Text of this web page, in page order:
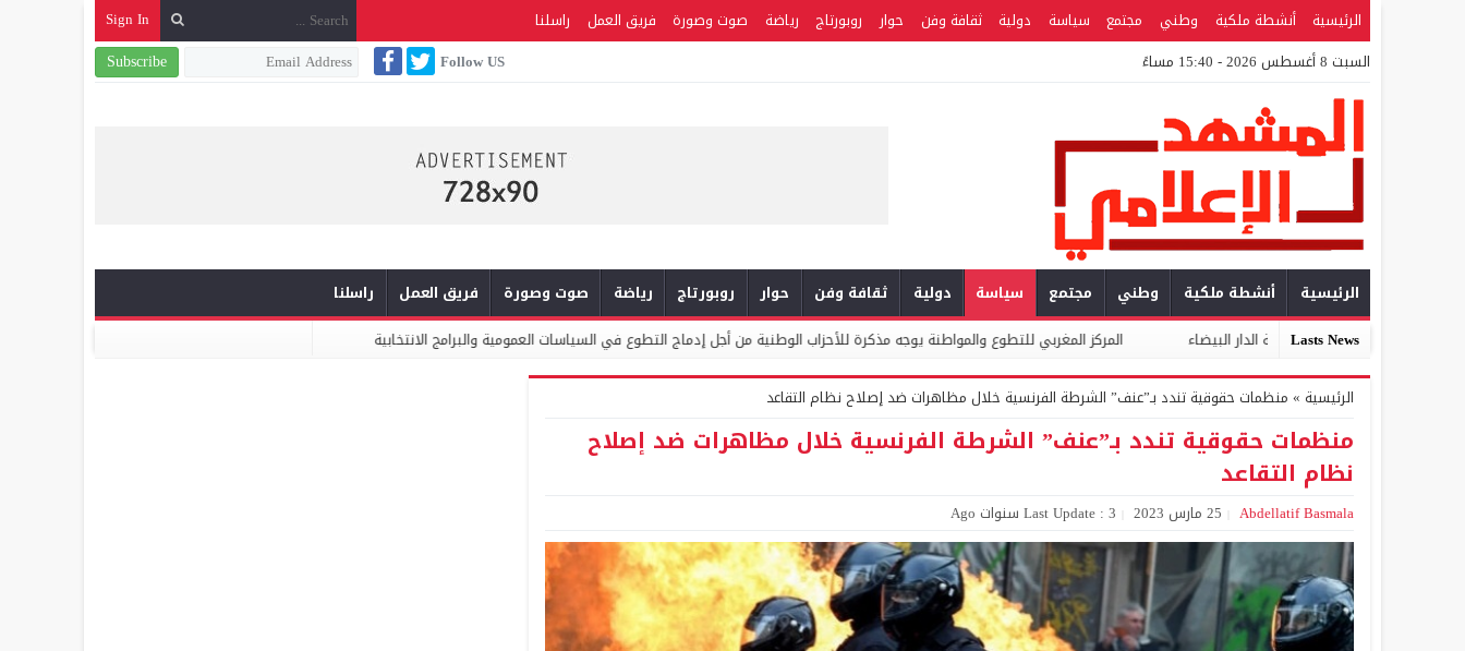
الرئيسية أنشطة ملكية وطني مجتمع سياسة دولية ثقافة وفن حوار روبورتاج رياضة صوت وصورة فريق العمل راسلنا
Sign In
السبت 8 أغسطس 2026 - 15:40 مساءً
Subscribe Follow US
الرئيسية أنشطة ملكية وطني مجتمع سياسة دولية ثقافة وفن حوار روبورتاج رياضة صوت وصورة فريق العمل
راسلنا
Lasts Newsبعمالة الدار البيضاء المركز المغربي للتطوع والمواطنة يوجه مذكرة للأحزاب الوطنية من أجل إدماج التطوع في السياسات العمومية والبرامج الانتخابية ميكومار: الابتكار والشراكة أساس الارتقاء بخدمات النظافة الحضرية
الرئيسية » منظمات حقوقية تندد بـ”عنف” الشرطة الفرنسية خلال مظاهرات ضد إصلاح نظام التقاعد
منظمات حقوقية تندد بـ”عنف” الشرطة الفرنسية خلال مظاهرات ضد إصلاح
نظام التقاعد
Abdellatif Basmala 25 مارس 2023 Last Update : 3 سنوات Ago